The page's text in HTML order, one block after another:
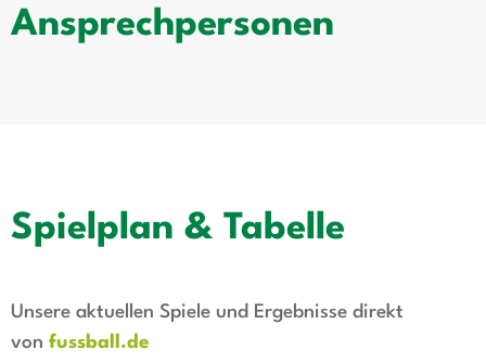
Ansprechpersonen
Spielplan & Tabelle
Unsere aktuellen Spiele und Ergebnisse direkt
von fussball.de